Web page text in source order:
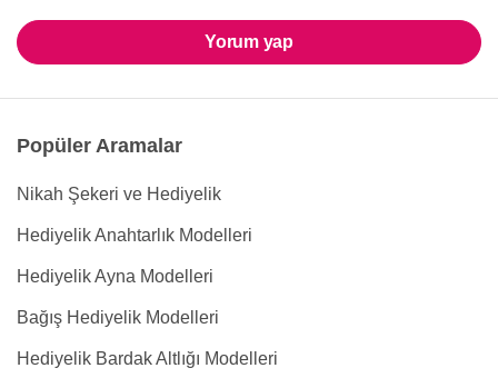
Yorum yap
Popüler Aramalar
Nikah Şekeri ve Hediyelik
Hediyelik Anahtarlık Modelleri
Hediyelik Ayna Modelleri
Bağış Hediyelik Modelleri
Hediyelik Bardak Altlığı Modelleri